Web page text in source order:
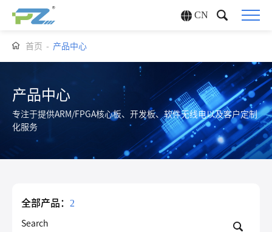
CN
首页 - 产品中心
产品中心
专注于提供ARM/FPGA核心板、开发板、软件无线电以及客户定制
化服务
全部产品： 2